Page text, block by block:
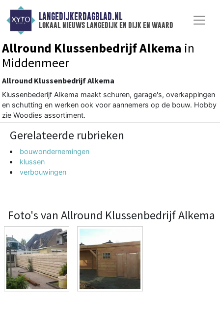
LANGEDIJKERDAGBLAD.NL
lokaal nieuws langedijk en dijk en waard
Allround Klussenbedrijf Alkema in
Middenmeer
Allround Klussenbedrijf Alkema
Klussenbederijf Alkema maakt schuren, garage's, overkappingen
en schutting en werken ook voor aannemers op de bouw. Hobby
zie Woodies assortiment.
Gerelateerde rubrieken
bouwondernemingen
klussen
verbouwingen
Foto's van Allround Klussenbedrijf Alkema